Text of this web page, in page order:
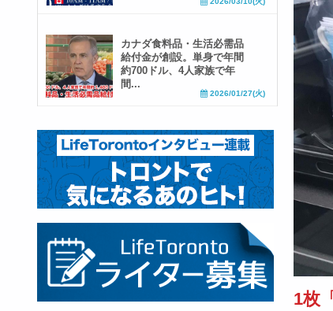
1枚
カナダ食料品・生活必需品
給付金が創設。単身で年間
約700ドル、4人家族で年
間...
2026/01/27(火)